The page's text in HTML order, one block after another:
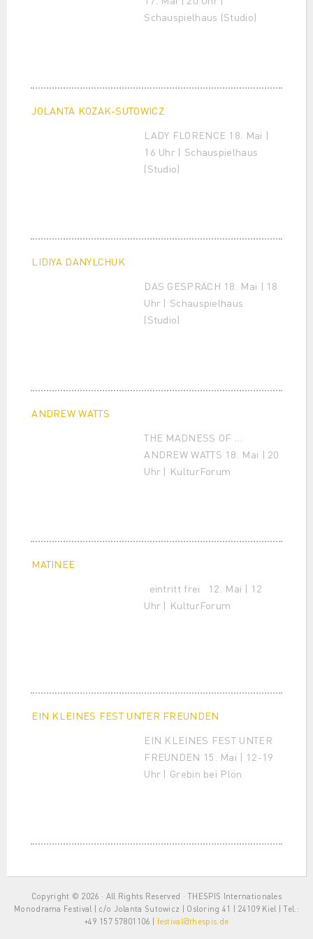
Schauspielhaus (Studio)
JOLANTA KOZAK-SUTOWICZ
LADY FLORENCE 18. Mai |
16 Uhr | Schauspielhaus
(Studio)
LIDIYA DANYLCHUK
DAS GESPRÄCH 18. Mai | 18
Uhr | Schauspielhaus
(Studio)
ANDREW WATTS
THE MADNESS OF …
ANDREW WATTS 18. Mai | 20
Uhr | KulturForum
MATINEE
eintritt frei 12. Mai | 12
Uhr | KulturForum
EIN KLEINES FEST UNTER FREUNDEN
EIN KLEINES FEST UNTER
FREUNDEN 15. Mai | 12-19
Uhr | Grebin bei Plön
Copyright © 2026 · All Rights Reserved · THESPIS Internationales
Monodrama Festival | c/o Jolanta Sutowicz | Osloring 41 | 24109 Kiel | Tel.:
+49 157 57801106 | festival@thespis.de